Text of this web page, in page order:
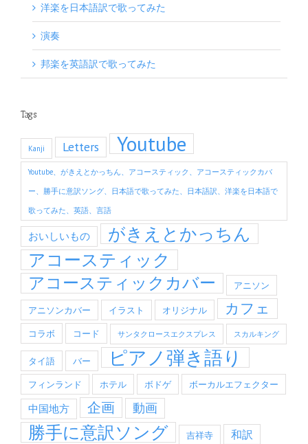
洋楽を日本語訳で歌ってみた
演奏
邦楽を英語訳で歌ってみた
Tags
Kanji Letters Youtube
Youtube、がきえとかっちん、アコースティック、アコースティックカバ
ー、勝手に意訳ソング、日本語で歌ってみた、日本語訳、洋楽を日本語で
歌ってみた、英語、言語
おいしいもの
がきえとかっちん
アコースティック
アコースティックカバー
アニソン
アニソンカバー
イラスト オリジナル カフェ
コラボ コード サンタクロースエクスプレス スカルキング
タイ語 バー ピアノ弾き語り
フィンランド ホテル ボドゲ ボーカルエフェクター
中国地方 企画 動画
勝手に意訳ソング 吉祥寺 和訳